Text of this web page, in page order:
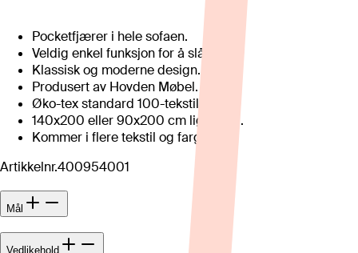
Pocketfjærer i hele sofaen.
Veldig enkel funksjon for å slå ut.
Klassisk og moderne design.
Produsert av Hovden Møbel.
Øko-tex standard 100-tekstil.
140x200 eller 90x200 cm liggemål.
Kommer i flere tekstil og farger.
Artikkelnr.400954001
Mål
Vedlikehold